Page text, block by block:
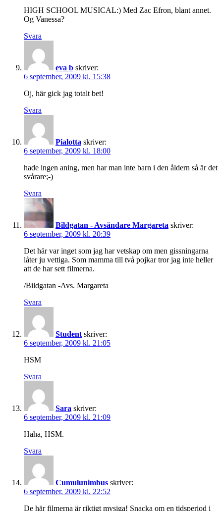
HIGH SCHOOL MUSICAL:) Med Zac Efron, blant annet.
Og Vanessa?
Svara
eva b skriver:
6 september, 2009 kl. 15:38
Oj, här gick jag totalt bet!
Svara
Pialotta skriver:
6 september, 2009 kl. 18:00
hade ingen aning, men har man inte barn i den åldern så är det
svårare;-)
Svara
Bildgatan - Avsändare Margareta skriver:
6 september, 2009 kl. 20:39
Det här var inget som jag har vetskap om men gissningarna
låter ju vettiga. Som mamma till två pojkar tror jag inte heller
att de har sett filmerna.
/Bildgatan -Avs. Margareta
Svara
Student skriver:
6 september, 2009 kl. 21:05
HSM
Svara
Sara skriver:
6 september, 2009 kl. 21:09
Haha, HSM.
Svara
Cumulunimbus skriver:
6 september, 2009 kl. 22:52
De här filmerna är riktigt mysiga! Snacka om en tidsperiod i